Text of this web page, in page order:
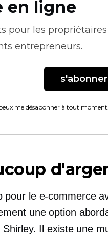
en ligne
pour les
entrepreneurs.
s'abonner
me désabonner à tout moment.
pour le e-commerce
une option
Il existe une